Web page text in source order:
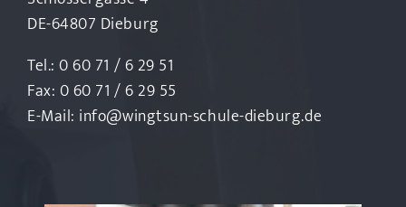
DE-64807 Dieburg
Tel.: 0 60 71 / 6 29 51
Fax: 0 60 71 / 6 29 55
E-Mail: info@wingtsun-schule-dieburg.de